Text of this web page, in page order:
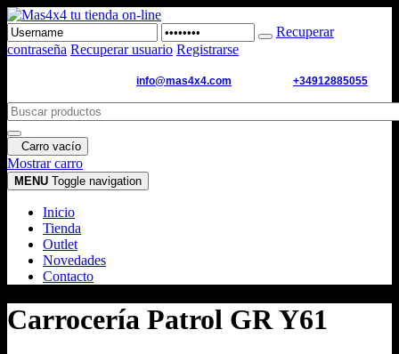
Recuperar
contraseña Recuperar usuario Registrarse
info@mas4x4.com +34912885055
Carro vacío
Mostrar carro
MENU Toggle navigation
Inicio
Tienda
Outlet
Novedades
Contacto
Carrocería Patrol GR Y61